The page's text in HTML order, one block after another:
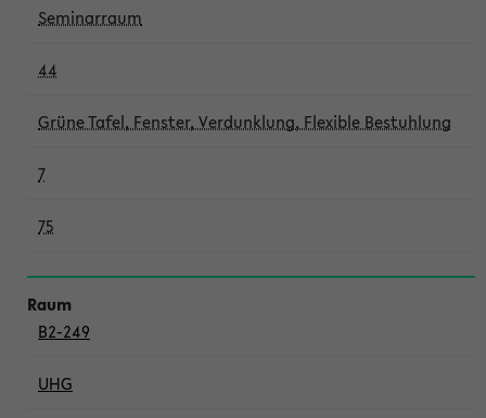
Seminarraum
44
Grüne Tafel, Fenster, Verdunklung, Flexible Bestuhlung
7
75
B2-249
UHG